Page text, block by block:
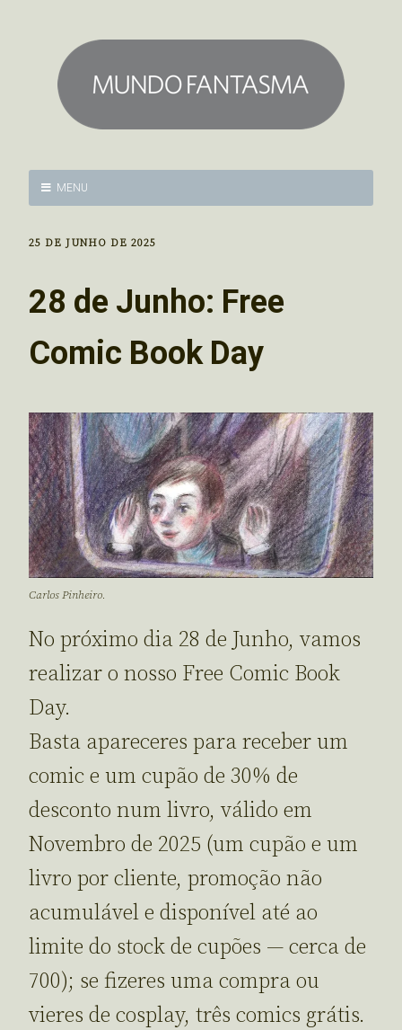
MENU
25 DE JUNHO DE 2025
28 de Junho: Free
Comic Book Day
Carlos Pinheiro.
No próximo dia 28 de Junho, vamos
realizar o nosso Free Comic Book
Day.
Basta apareceres para receber um
comic e um cupão de 30% de
desconto num livro, válido em
Novembro de 2025 (um cupão e um
livro por cliente, promoção não
acumulável e disponível até ao
limite do stock de cupões — cerca de
700); se fizeres uma compra ou
vieres de cosplay, três comics grátis.